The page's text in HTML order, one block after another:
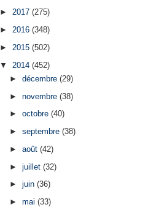
►2017(275)
►2016(348)
► 2015(502)
▼ 2014(452)
► décembre (29)
► novembre (38)
► octobre (40)
► septembre (38)
► août (42)
► juillet (32)
► juin (36)
► mai (33)